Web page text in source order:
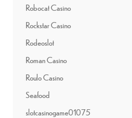
Robocat Casino
Rockstar Casino
Rodeoslot
Roman Casino
Roulo Casino
Seafood
slotcasinogame01075